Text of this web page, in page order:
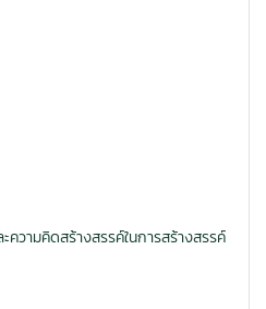
วามคิดสร้างสรรค์ในการสร้างสรรค์